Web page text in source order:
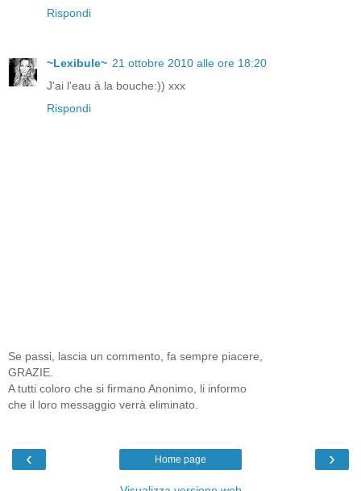
Rispondi
~Lexibule~ 21 ottobre 2010 alle ore 18:20
J'ai l'eau à la bouche:)) xxx
Rispondi
Se passi, lascia un commento, fa sempre piacere,
GRAZIE.
A tutti coloro che si firmano Anonimo, li informo
che il loro messaggio verrà eliminato.
‹ ›
Home page